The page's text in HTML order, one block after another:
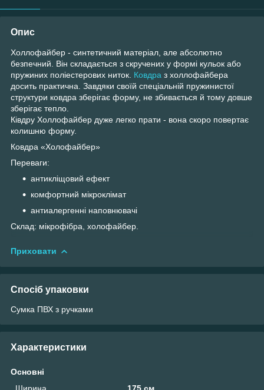
Опис
Холлофайбер - синтетичний матеріал, але абсолютно
безпечний. Він складається з скручених у формі кульок або
пружиних поліестерових ниток. Ковдра з холлофайбера
досить практична. Завдяки своїй спеціальній пружинистої
структури ковдра зберігає форму, не збивається й тому довше
зберігає тепло.
Ківдру Холлофайбер дуже легко прати - вона скоро повертає
колишню форму.
Ковдра «Холофайбер»
Переваги:
антикліщовий ефект
комфортний мікроклімат
антиалергенні наповнювачі
Склад: мікрофібра, холофайбер.
Приховати
Спосіб упаковки
Сумка ПВХ з ручками
Характеристики
Основні
Ширина
175 см